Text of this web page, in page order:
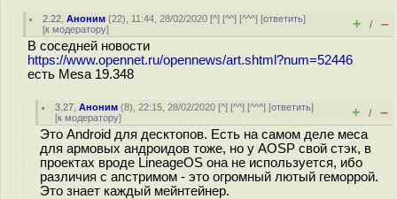
2.22 ,Аноним (22), 11:44, 28/02/2020 [^] [^^] [^^^] [ответить]
[к модератору] + / –
В соседней новости
https://www.opennet.ru/opennews/art.shtml?num=52446
есть Mesa 19.348
3.27 ,Аноним (8), 22:15, 28/02/2020 [^] [^^] [^^^] [ответить]
[к модератору] + / –
Это Android для десктопов. Есть на самом деле меса
для армовых андроидов тоже, но у AOSP свой стэк, в
проектах вроде LineageOS она не используется, ибо
различия с апстримом - это огромный лютый геморрой.
Это знает каждый мейнтейнер.